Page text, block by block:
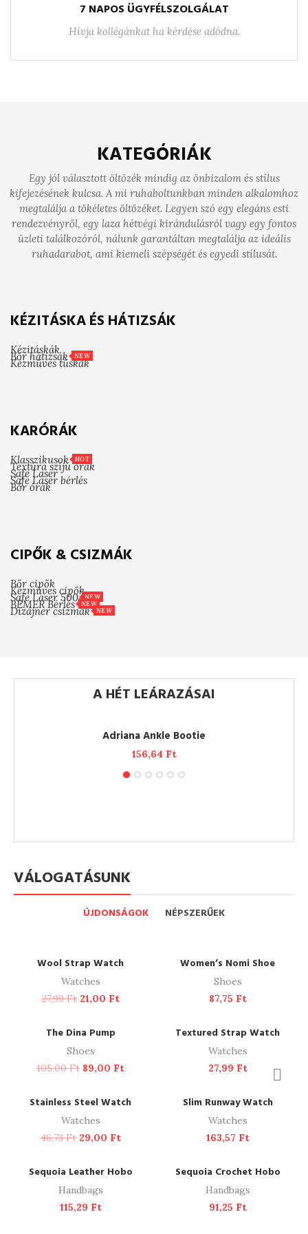
7 NAPOS ÜGYFÉLSZOLGÁLAT
Hívja kollégánkat ha kérdése adódna.
KATEGÓRIÁK
Egy jól választott öltözék mindig az önbizalom és stílus
kifejezésének kulcsa. A mi ruhaboltunkban minden alkalomhoz
megtalálja a tökéletes öltözéket. Legyen szó egy elegáns esti
rendezvényről, egy laza hétvégi kirándulásról vagy egy fontos
üzleti találkozóról, nálunk garantáltan megtalálja az ideális
ruhadarabot, ami kiemeli szépségét és egyedi stílusát.
KÉZITÁSKA ÉS HÁTIZSÁK
Kézitáskák
Bőr hátizsák NEW
Kézműves tűskák
KARÓRÁK
Klasszikusok HOT
Textúra szíjú órák
Safe Laser
Safe Laser bérlés
Bőr órák
CIPŐK & CSIZMÁK
Bőr cipők
Kézműves cipők
Safe Laser 500 NEW
BEMER Bérlés NEW
Dizájner csizmák NEW
A HÉT LEÁRAZÁSAI
ADD TO CART
Adriana Ankle Bootie
156,64 Ft
VÁLOGATÁSUNK
ÚJDONSÁGOK NÉPSZERŰEK
-25%
ADD TO CART
Wool Strap Watch
Watches
27,99Ft 21,00 Ft
SOLD OUT
READ MORE
Women’s Nomi Shoe
Shoes
87,75 Ft
-15%
ADD TO CART
The Dina Pump
Shoes
105,00Ft 89,00 Ft
ADD TO CART
Textured Strap Watch
Watches
27,99 Ft
-38%
ADD TO CART
Stainless Steel Watch
Watches
46,73Ft 29,00 Ft
NEW
ADD TO CART
Slim Runway Watch
Watches
163,57 Ft
ADD TO CART
Sequoia Leather Hobo
Handbags
115,29 Ft
ADD TO CART
Sequoia Crochet Hobo
Handbags
91,25 Ft